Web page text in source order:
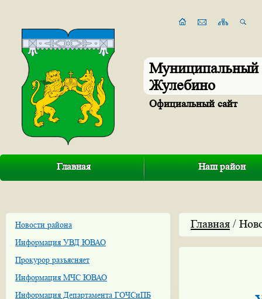
Муниципальный
Жулебино
Официальный сайт
Главная Наш район
Новости района
Информация УВД ЮВАО
Прокурор разъясняет
Информация МЧС ЮВАО
Информация Департамента ГОЧСиПБ
Главная /